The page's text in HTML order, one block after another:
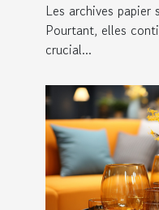
Les archives papier
Pourtant, elles
crucial...